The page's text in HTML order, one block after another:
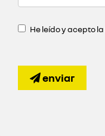
He leído y acepto la
enviar